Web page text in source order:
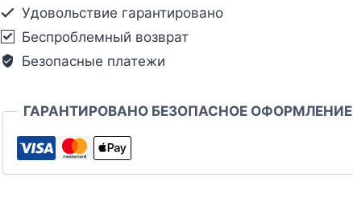
Удовольствие гарантировано
Беспроблемный возврат
Безопасные платежи
ГАРАНТИРОВАНО БЕЗОПАСНОЕ ОФОРМЛЕНИЕ